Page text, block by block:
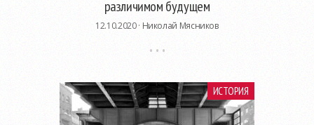
различимом будущем
12.10.2020 · Николай Мясников
ИСТОРИЯ